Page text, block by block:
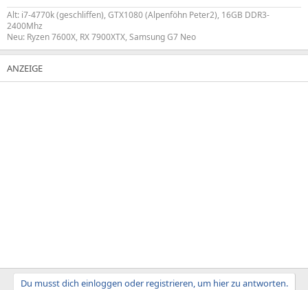
Alt: i7-4770k (geschliffen), GTX1080 (Alpenföhn Peter2), 16GB DDR3-
2400Mhz
Neu: Ryzen 7600X, RX 7900XTX, Samsung G7 Neo
Du musst dich einloggen oder registrieren, um hier zu antworten.